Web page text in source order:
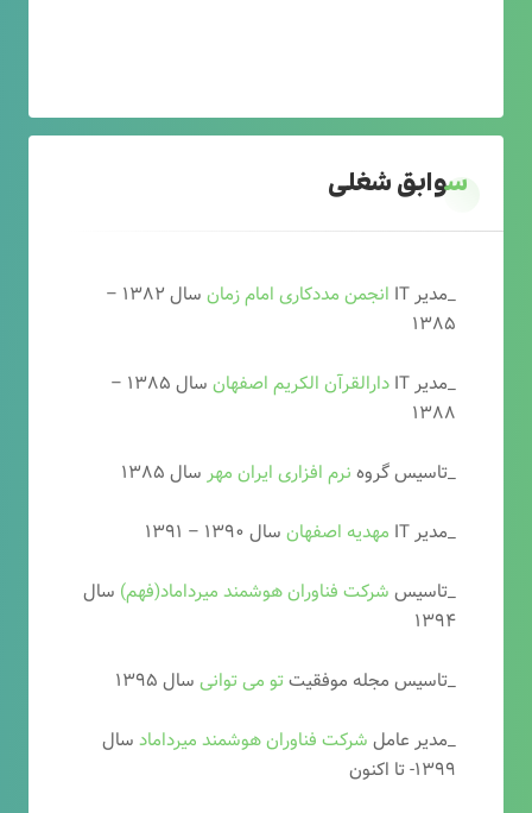
سوابق شغلی
_مدیر IT انجمن مددکاری امام زمان
سال ۱۳۸۲ –
۱۳۸۵
_مدیر IT
دارالقرآن الکریم اصفهان
سال ۱۳۸۵ –
۱۳۸۸
_تاسیس گروه نرم افزاری ایران مهر سال ۱۳۸۵
_مدیر IT
مهدیه اصفهان سال ۱۳۹۰ – ۱۳۹۱
_تاسیس شرکت فناوران هوشمند میرداماد(فهم) سال
۱۳۹۴
_تاسیس مجله موفقیتتو می توانی سال ۱۳۹۵
_مدیر عامل شرکت فناوران هوشمند میرداماد سال
۱۳۹۹- تا اکنون